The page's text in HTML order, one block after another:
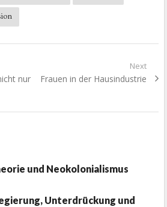
nur
Next
Next
Frauen in der Hausindustrie
und Neokolonialismus
Unterdrückung und